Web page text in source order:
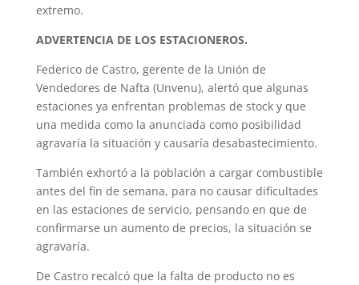
extremo.
ADVERTENCIA DE LOS ESTACIONEROS.
Federico de Castro, gerente de la Unión de
Vendedores de Nafta (Unvenu), alertó que algunas
estaciones ya enfrentan problemas de stock y que
una medida como la anunciada como posibilidad
agravaría la situación y causaría desabastecimiento.
También exhortó a la población a cargar combustible
antes del fin de semana, para no causar dificultades
en las estaciones de servicio, pensando en que de
confirmarse un aumento de precios, la situación se
agravaría.
De Castro recalcó que la falta de producto no es